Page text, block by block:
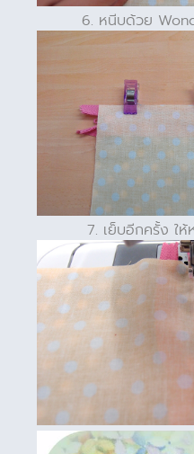
6. หนีบด้วย
7. เย็บอีกครั้ง ใ